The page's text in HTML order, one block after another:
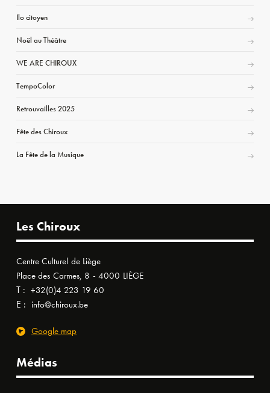
Ilo citoyen
Noël au Théâtre
WE ARE CHIROUX
TempoColor
Retrouvailles 2025
Fête des Chiroux
La Fête de la Musique
Les Chiroux
Centre Culturel de Liège
Place des Carmes, 8 - 4000 LIÈGE
T : +32(0)4 223 19 60
E : info@chiroux.be
Google map
Médias